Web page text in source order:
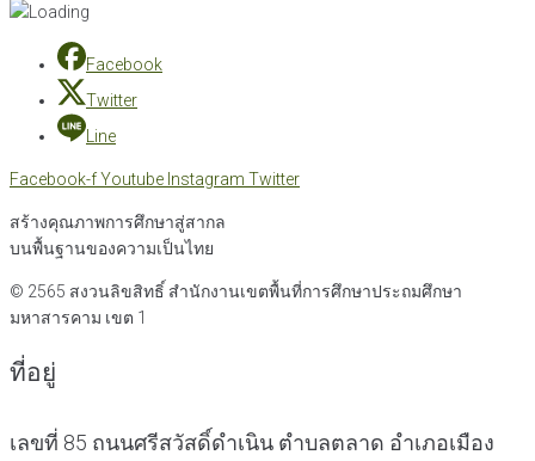
Facebook
Twitter
Line
Facebook-fYoutube Instagram Twitter
สร้างคุณภาพการศึกษาสู่สากล
บนพื้นฐานของความเป็นไทย
© 2565 สงวนลิขสิทธิ์ สำนักงานเขตพื้นที่การศึกษาประถมศึกษา
มหาสารคาม เขต 1
ที่อยู่
เลขที่ 85 ถนนศรีสวัสดิ์ดำเนิน ตำบลตลาด อำเภอเมือง